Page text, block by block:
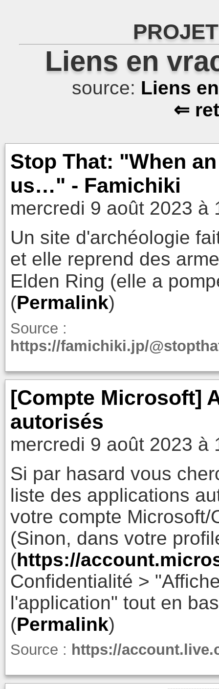
Liens en
source: Liens
⇐
Stop That: "When
us…" - Famichiki
mercredi 9 août 2023 à
Un site d'archéologie
et elle reprend des
Elden Ring (elle a
(Permalink)
Source :
https://famichiki.jp/
[Compte Microsoft]
autorisés
mercredi 9 août 2023 à
Si par hasard vous
liste des applications
votre compte
(Sinon, dans votre
(https://
Confidentialité >
l'application" tout en
(Permalink)
Source : https://